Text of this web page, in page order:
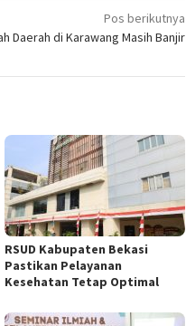
Pos berikutnya
Daerah di Karawang Masih Banjir
RSUD Kabupaten Bekasi
Pastikan Pelayanan
Kesehatan Tetap Optimal